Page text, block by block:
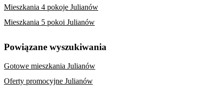
Mieszkania 4 pokoje Julianów
Mieszkania 5 pokoi Julianów
Powiązane wyszukiwania
Gotowe mieszkania Julianów
Oferty promocyjne Julianów